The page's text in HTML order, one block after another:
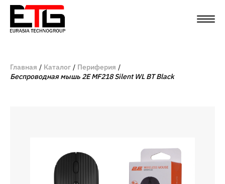
Главная Каталог
Периферия
Беспроводная мышь 2E MF218 Silent WL BT Black